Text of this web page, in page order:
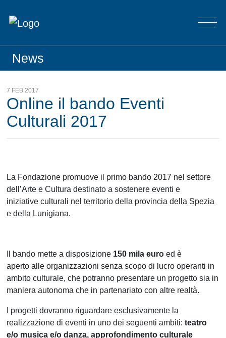
News
7 FEB 2017
Online il bando Eventi
Culturali 2017
La Fondazione promuove il primo bando 2017 nel settore
dell’Arte e Cultura destinato a sostenere eventi e
iniziative culturali nel territorio della provincia della Spezia
e della Lunigiana.
Il bando mette a disposizione 150 mila euro ed è
aperto alle organizzazioni senza scopo di lucro operanti in
ambito culturale, che potranno presentare un progetto sia in
maniera autonoma che in partenariato con altre realtà.
I progetti dovranno riguardare esclusivamente la
realizzazione di eventi in uno dei seguenti ambiti: teatro
e/o musica e/o danza, approfondimento culturale